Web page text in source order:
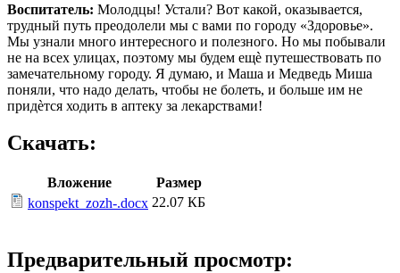
Воспитатель: Молодцы! Устали? Вот какой, оказывается,
трудный путь преодолели мы с вами по городу «Здоровье».
Мы узнали много интересного и полезного. Но мы побывали
не на всех улицах, поэтому мы будем ещѐ путешествовать по
замечательному городу. Я думаю, и Маша и Медведь Миша
поняли, что надо делать, чтобы не болеть, и больше им не
придѐтся ходить в аптеку за лекарствами!
Скачать:
Вложение
Размер
konspekt_zozh-.docx 22.07 КБ
Предварительный просмотр: